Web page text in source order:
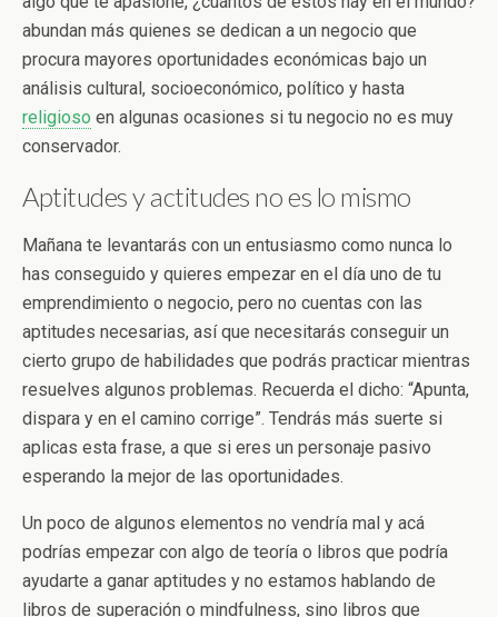
abundan más quienes se dedican a un negocio que
procura mayores oportunidades económicas bajo un
análisis cultural, socioeconómico, político y hasta
religioso en algunas ocasiones si tu negocio no es muy
conservador.
Aptitudes y actitudes no es lo mismo
Mañana te levantarás con un entusiasmo como nunca lo
has conseguido y quieres empezar en el día uno de tu
emprendimiento o negocio, pero no cuentas con las
aptitudes necesarias, así que necesitarás conseguir un
cierto grupo de habilidades que podrás practicar mientras
resuelves algunos problemas. Recuerda el dicho: “Apunta,
dispara y en el camino corrige”. Tendrás más suerte si
aplicas esta frase, a que si eres un personaje pasivo
esperando la mejor de las oportunidades.
Un poco de algunos elementos no vendría mal y acá
podrías empezar con algo de teoría o libros que podría
ayudarte a ganar aptitudes y no estamos hablando de
libros de superación o mindfulness, sino libros que